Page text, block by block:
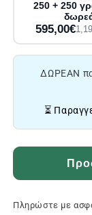
250 + 250
595,00€
ΔΩΡΕΑΝ
⏳
Πληρώστε με